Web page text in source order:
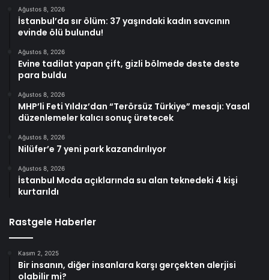
Ağustos 8, 2026
İstanbul’da sır ölüm: 37 yaşındaki kadın savcının
evinde ölü bulundu!
Ağustos 8, 2026
Evine tadilat yapan çift, gizli bölmede deste deste
para buldu
Ağustos 8, 2026
MHP’li Feti Yıldız’dan “Terörsüz Türkiye” mesajı: Yasal
düzenlemeler kalıcı sonuç üretecek
Ağustos 8, 2026
Nilüfer’e 7 yeni park kazandırılıyor
Ağustos 8, 2026
İstanbul Moda açıklarında su alan teknedeki 4 kişi
kurtarıldı
Rastgele Haberler
Kasım 2, 2025
Bir insanın, diğer insanlara karşı gerçekten alerjisi
olabilir mi?